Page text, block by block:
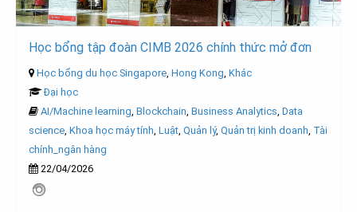
Học bổng tập đoàn CIMB 2026 chính thức mở đơn
Học bổng du học Singapore Hong Kong Khác
Đại học
AI/Machine learning Blockchain Business Analytics Data
science Khoa học máy tính Luật Quản lý, Quản trị kinh doanh Tài
chính_ngân hàng
22/04/2026